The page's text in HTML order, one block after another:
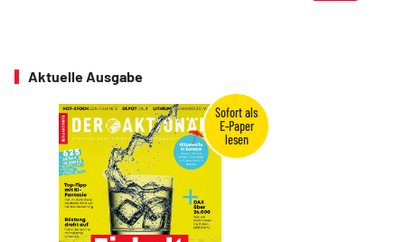
Aktuelle Ausgabe